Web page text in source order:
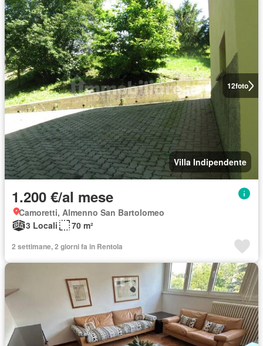
12foto
Villa Indipendente
1.200 €/al mese
Camoretti, Almenno San Bartolomeo
3 Locali
70 m²
2 settimane, 2 giorni fa in Rentola